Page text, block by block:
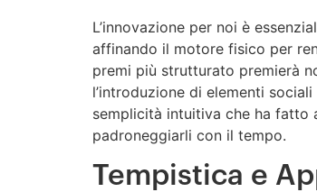
L’innovazione per noi è
affinando il motore fisico per
premi più strutturato premierà
l’introduzione di elementi
semplicità intuitiva che ha
padroneggiarli con il tempo.
Tempistica e